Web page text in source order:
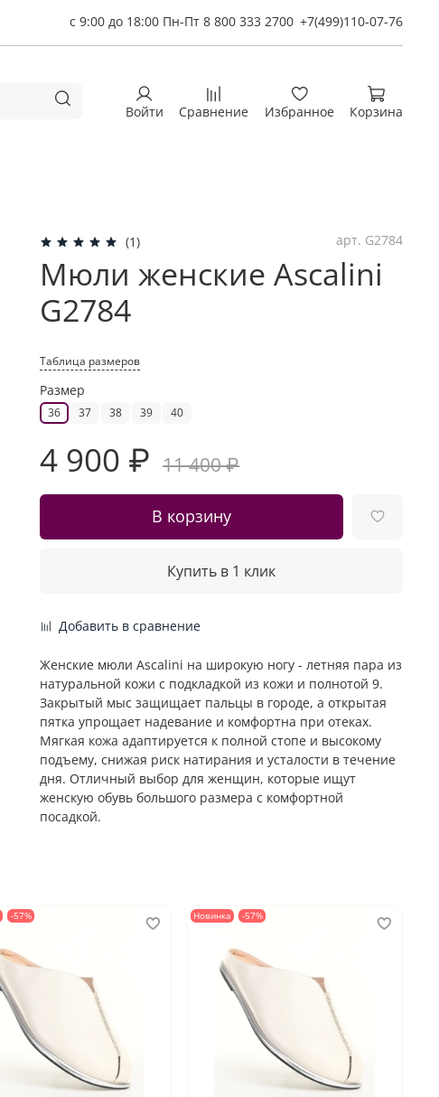
с 9:00 до 18:00 Пн-Пт 8 800 333 2700 +7(499)110-07-76
Войти Сравнение Избранное Корзина
(1) арт. G2784
Мюли женские Ascalini
G2784
Таблица размеров
Размер
36 37 38 39 40
4 900 ₽ 11 400 ₽
В корзину
Купить в 1 клик
Добавить в сравнение
Женские мюли Ascalini на широкую ногу - летняя пара из
натуральной кожи с подкладкой из кожи и полнотой 9.
Закрытый мыс защищает пальцы в городе, а открытая
пятка упрощает надевание и комфортна при отеках.
Мягкая кожа адаптируется к полной стопе и высокому
подъему, снижая риск натирания и усталости в течение
дня. Отличный выбор для женщин, которые ищут
женскую обувь большого размера с комфортной
посадкой.
-57% Новинка -57%